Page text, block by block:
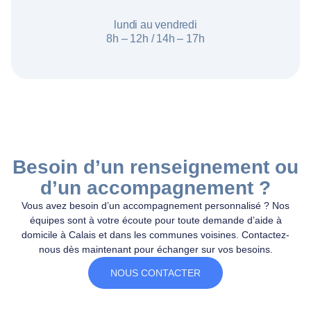
lundi au vendredi
8h – 12h /14h – 17h
Besoin d’un renseignement ou
d’un accompagnement ?
Vous avez besoin d’un accompagnement personnalisé ? Nos
équipes sont à votre écoute pour toute demande d’aide à
domicile à Calais et dans les communes voisines. Contactez-
nous dès maintenant pour échanger sur vos besoins.
NOUS CONTACTER